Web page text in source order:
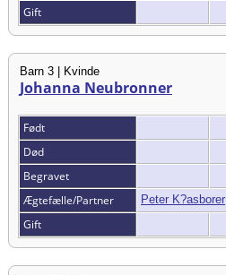
Gift
Barn 3 | Kvinde
Johanna Neubronner
Født
Død
Begravet
Ægtefælle/Partner
Peter K?asborer
Gift